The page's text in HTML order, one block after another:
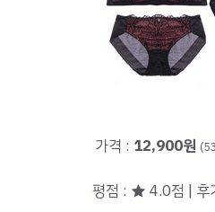
가격 : 12,900원
평점 : ★ 4.0점 | 후